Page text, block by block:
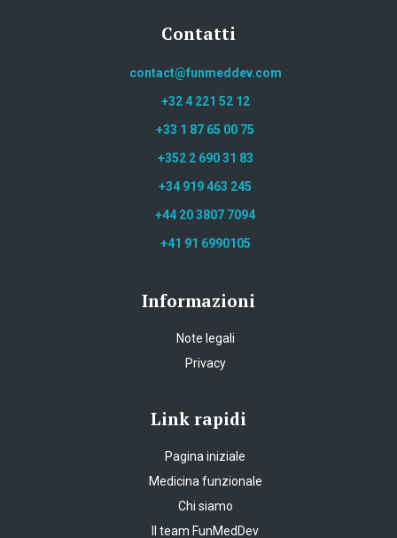
Contatti
contact@funmeddev.com
+32 4 221 52 12
+33 1 87 65 00 75
+352 2 690 31 83
+34 919 463 245
+44 20 3807 7094
+41 91 6990105
Informazioni
Note legali
Privacy
Link rapidi
Pagina iniziale
Medicina funzionale
Chi siamo
Il team FunMedDev